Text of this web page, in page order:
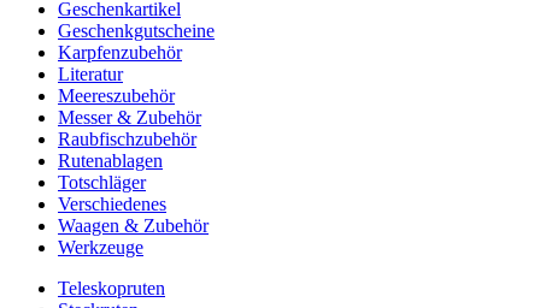
Geschenkartikel
Geschenkgutscheine
Karpfenzubehör
Literatur
Meereszubehör
Messer & Zubehör
Raubfischzubehör
Rutenablagen
Totschläger
Verschiedenes
Waagen & Zubehör
Werkzeuge
Teleskopruten